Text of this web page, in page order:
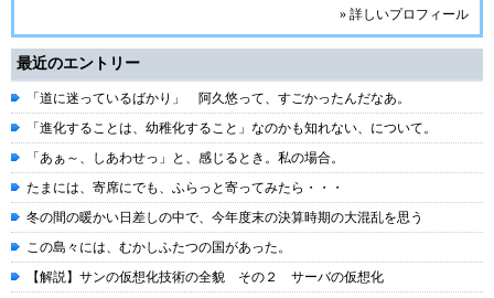
» 詳しいプロフィール
最近のエントリー
「道に迷っているばかり」 阿久悠って、すごかったんだなあ。
「進化することは、幼稚化すること」なのかも知れない、について。
「あぁ～、しあわせっ」と、感じるとき。私の場合。
たまには、寄席にでも、ふらっと寄ってみたら・・・
冬の間の暖かい日差しの中で、今年度末の決算時期の大混乱を思う
この島々には、むかしふたつの国があった。
【解説】サンの仮想化技術の全貌 その２ サーバの仮想化